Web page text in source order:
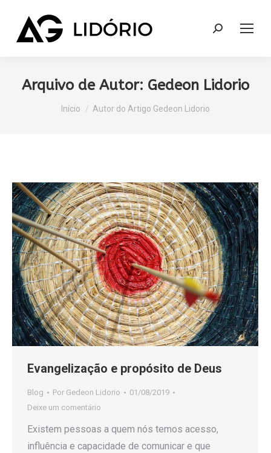
Search:
Arquivo de Autor: Gedeon Lidorio
Você está aqui:
Início Autor do Artigo Gedeon Lidorio
Evangelização e propósito de Deus
Blog Por Gedeon Lidorio
01/08/2019
Deixe um comentário
Existem pessoas a quem nós temos acesso,
influência e capacidade de comunicar e que